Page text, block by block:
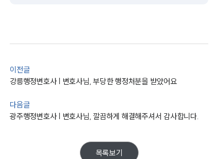
이전글
강릉행정변호사 | 변호사님, 부당한 행정처분을 받았어요
다음글
광주행정변호사 | 변호사님, 깔끔하게 해결해주셔서 감사합니다.
목록보기